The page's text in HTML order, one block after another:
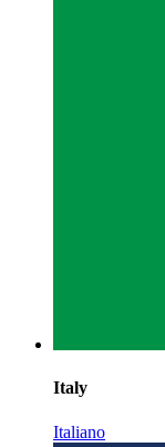
Italy
Italiano